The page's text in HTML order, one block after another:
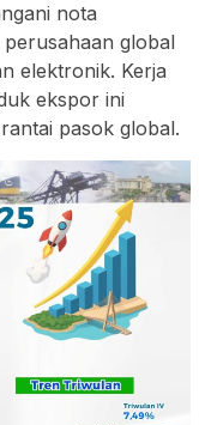
nota
global
elektronik. Kerja
ekspor ini
pasok global.